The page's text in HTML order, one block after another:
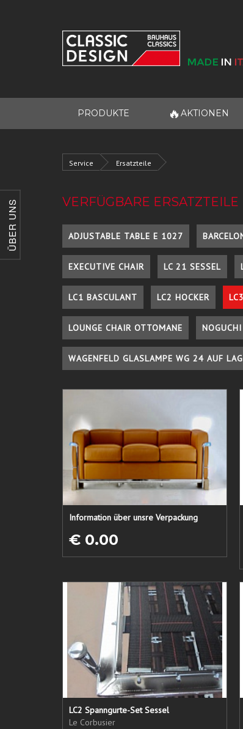
ÜBER UNS
PRODUKTE 🔥 AKTIONEN
Service Ersatzteile
VERFÜGBARE ERSATZTEILE
ADJUSTABLE TABLE E 1027
EXECUTIVE CHAIR LC 21 SESSEL
LC1 BASCULANT LC2 HOCKER
LOUNGE CHAIR OTTOMANE
WAGENFELD GLASLAMPE WG 24 AUF
Information über unsre Verpackung
€ 0.00
LC2 Spanngurte-Set Sessel
Le Corbusier